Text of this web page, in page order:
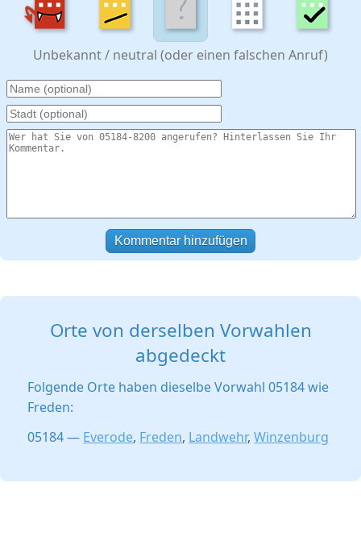
Unbekannt / neutral (oder einen falschen Anruf)
Kommentar hinzufügen
Orte von derselben Vorwahlen
abgedeckt
Folgende Orte haben dieselbe Vorwahl 05184 wie
Freden:
05184 — Everode, Freden, Landwehr,Winzenburg